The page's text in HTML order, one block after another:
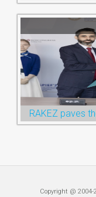
Copyright @ 2004-